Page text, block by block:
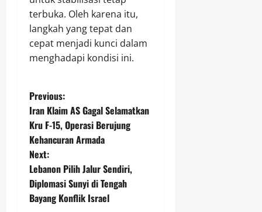
terbuka. Oleh karena itu,
langkah yang tepat dan
cepat menjadi kunci dalam
menghadapi kondisi ini.
P
o
s
t
n
Previous:
Iran Klaim AS Gagal Selamatkan
Kru F-15, Operasi Berujung
Kehancuran Armada
Next:
Lebanon Pilih Jalur Sendiri,
Diplomasi Sunyi di Tengah
Bayang Konflik Israel